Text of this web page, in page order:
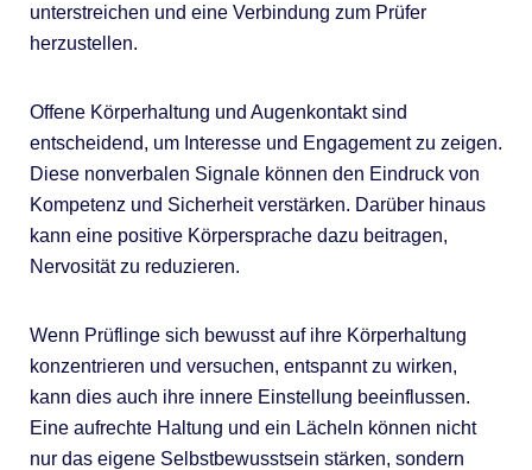
unterstreichen und eine Verbindung zum Prüfer
herzustellen.
Offene Körperhaltung und Augenkontakt sind
entscheidend, um Interesse und Engagement zu zeigen.
Diese nonverbalen Signale können den Eindruck von
Kompetenz und Sicherheit verstärken. Darüber hinaus
kann eine positive Körpersprache dazu beitragen,
Nervosität zu reduzieren.
Wenn Prüflinge sich bewusst auf ihre Körperhaltung
konzentrieren und versuchen, entspannt zu wirken,
kann dies auch ihre innere Einstellung beeinflussen.
Eine aufrechte Haltung und ein Lächeln können nicht
nur das eigene Selbstbewusstsein stärken, sondern